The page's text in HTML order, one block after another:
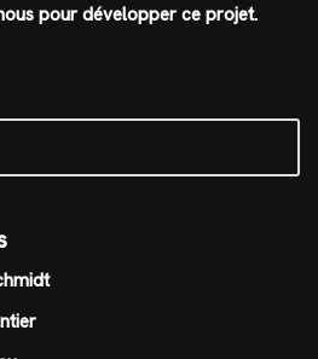
pour développer ce projet.